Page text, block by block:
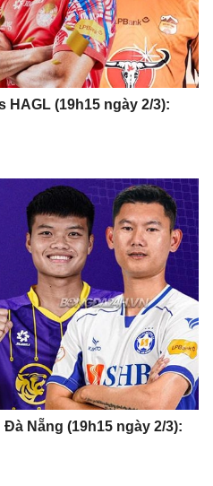
HAGL (19h15 ngày 2/3):
Nẵng (19h15 ngày 2/3):